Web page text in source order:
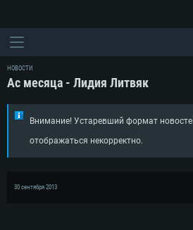
НОВОСТИ
Ас месяца - Лидия Литвяк
Внимание! Устаревший формат
отображаться некорректно.
30 сентября 2013